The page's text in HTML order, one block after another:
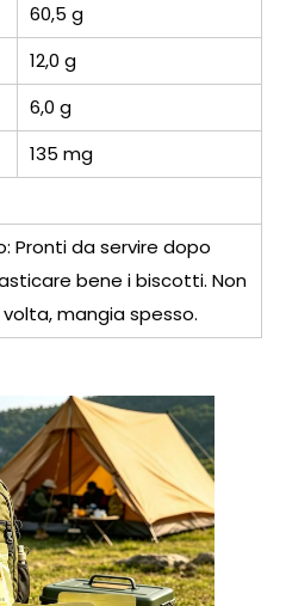
60,5 g
12,0 g
6,0 g
135 mg
Pronti da servire dopo
bene i biscotti. Non
mangia spesso.